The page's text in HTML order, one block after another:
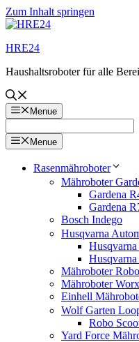
Zum Inhalt springen
HRE24
Haushaltsroboter für alle
Menue
Menue
Rasenmähroboter
Mähroboter
Gardena
Gardena
Bosch Indego
Husqvarna
Mähroboter
Mähroboter Worx
Einhell
Wolf Garten
Robo
Yard Force